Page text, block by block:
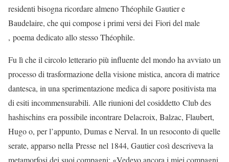
residenti bisogna ricordare almeno Théophile Gautier e
Baudelaire, che qui compose i primi versi dei Fiori del male
, poema dedicato allo stesso Théophile.
Fu lì che il circolo letterario più influente del mondo ha avviato un
processo di trasformazione della visione mistica, ancora di matrice
dantesca, in una sperimentazione medica di sapore positivista ma
di esiti incommensurabili. Alle riunioni del cosiddetto Club des
hashischins era possibile incontrare Delacroix, Balzac, Flaubert,
Hugo o, per l’appunto, Dumas e Nerval. In un resoconto di quelle
serate, apparso nella Presse nel 1844, Gautier così descriveva la
metamorfosi dei suoi compagni: «Vedevo ancora i miei compagni